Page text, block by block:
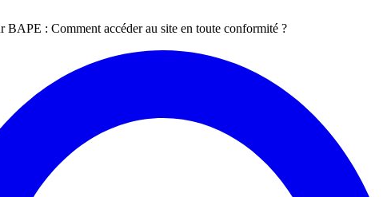
: Comment accéder au site en toute conformité ?